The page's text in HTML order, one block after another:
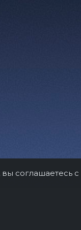
соглашаетесь с